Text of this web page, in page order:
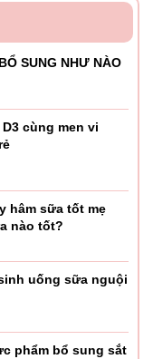
SUNG NHƯ NÀO
cùng men vi
hâm sữa tốt mẹ
nào tốt?
uống sữa nguội
phẩm bổ sung sắt